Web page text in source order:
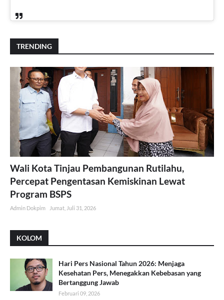
TRENDING
Wali Kota Tinjau Pembangunan Rutilahu,
Percepat Pengentasan Kemiskinan Lewat
Program BSPS
Admin Dokpim Jumat, Juli 31, 2026
KOLOM
Hari Pers Nasional Tahun 2026: Menjaga
Kesehatan Pers, Menegakkan Kebebasan yang
Bertanggung Jawab
Februari 09, 2026